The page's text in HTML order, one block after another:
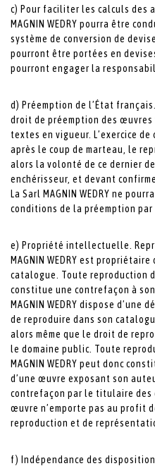
c) Pour faciliter les calculs des
MAGNIN WEDRY pourra être
système de conversion de
pourront être portées en
pourront engager la
d) Préemption de l’État
droit de préemption des œuvres
textes en vigueur. L’exercice
après le coup de marteau, le
alors la volonté de ce dernier
enchérisseur, et devant
La Sarl MAGNIN WEDRY ne
conditions de la préemption par
e) Propriété intellectuelle.
MAGNIN WEDRY est
catalogue. Toute reproduction
constitue une contrefaçon à
MAGNIN WEDRY dispose
de reproduire dans son
alors même que le droit de
le domaine public. Toute
MAGNIN WEDRY peut donc
d’une œuvre exposant son
contrefaçon par le titulaire des
œuvre n’emporte pas au profit
reproduction et de
f) Indépendance des